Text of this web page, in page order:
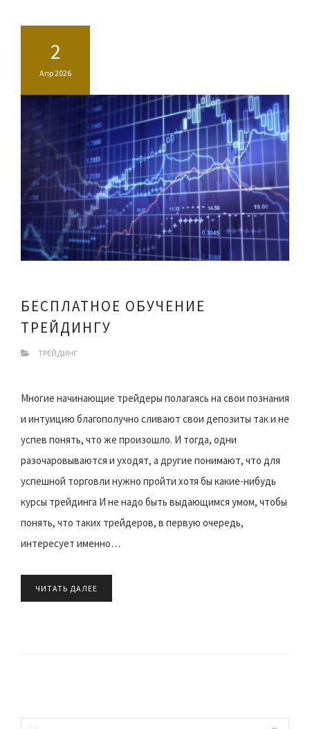
2
Апр 2026
БЕСПЛАТНОЕ ОБУЧЕНИЕ
ТРЕЙДИНГУ
ТРЕЙДИНГ
Многие начинающие трейдеры полагаясь на свои познания
и интуицию благополучно сливают свои депозиты так и не
успев понять, что же произошло. И тогда, одни
разочаровываются и уходят, а другие понимают, что для
успешной торговли нужно пройти хотя бы какие-нибудь
курсы трейдинга И не надо быть выдающимся умом, чтобы
понять, что таких трейдеров, в первую очередь,
интересует именно…
ЧИТАТЬ ДАЛЕЕ